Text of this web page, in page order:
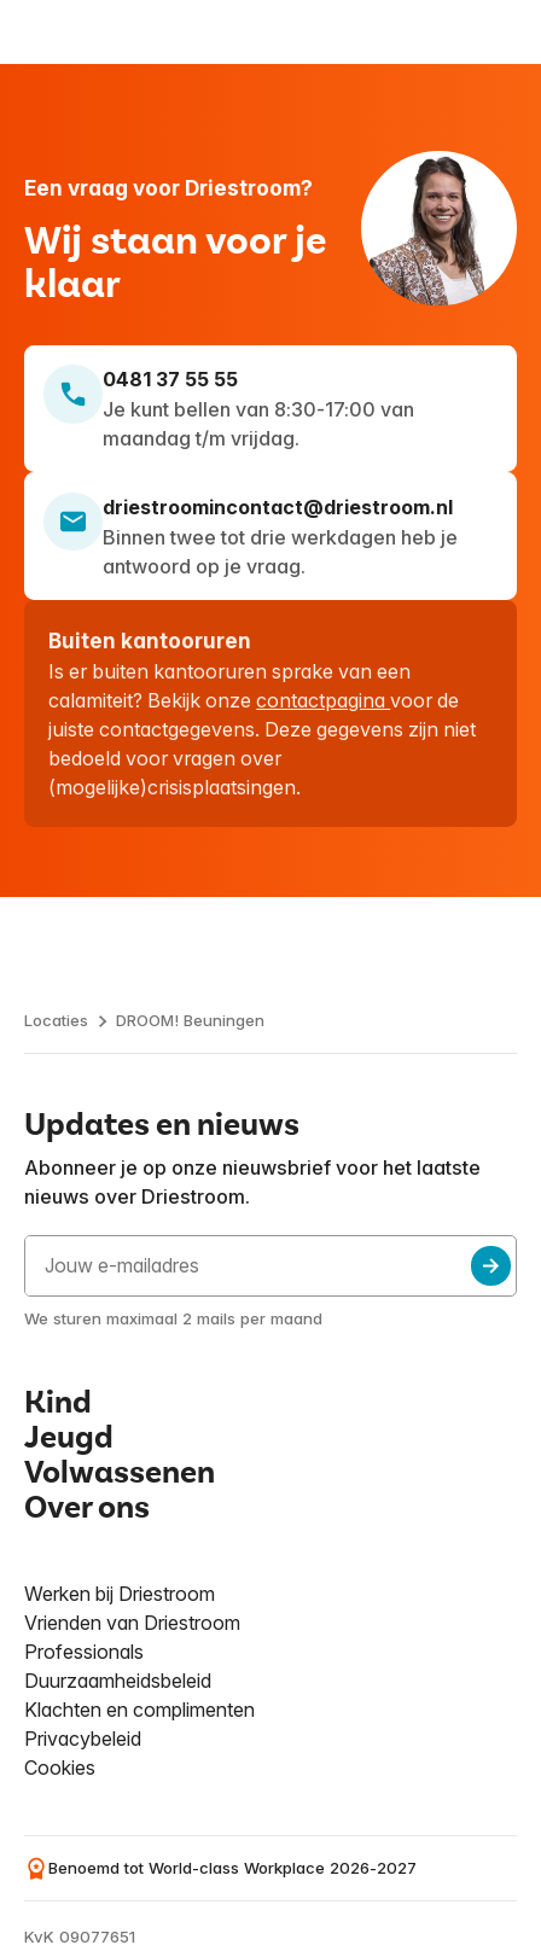
Een vraag voor Driestroom?
Wij staan voor je
klaar
0481 37 55 55
Je kunt bellen van 8:30-17:00 van
maandag t/m vrijdag.
driestroomincontact@driestroom.nl
Binnen twee tot drie werkdagen heb je
antwoord op je vraag.
Buiten kantooruren
Is er buiten kantooruren sprake van een
calamiteit? Bekijk onzecontactpaginavoor de
juiste contactgegevens. Deze gegevens zijn niet
bedoeld voor vragen over
(mogelijke)crisisplaatsingen.
Locaties DROOM! Beuningen
Updates en nieuws
Abonneer je op onze nieuwsbrief voor het laatste
nieuws over Driestroom.
We sturen maximaal 2 mails per maand
Kind
Jeugd
Volwassenen
Over ons
Werken bij Driestroom
Vrienden van Driestroom
Professionals
Duurzaamheidsbeleid
Klachten en complimenten
Privacybeleid
Cookies
Benoemd tot World-class Workplace 2026-2027
KvK 09077651